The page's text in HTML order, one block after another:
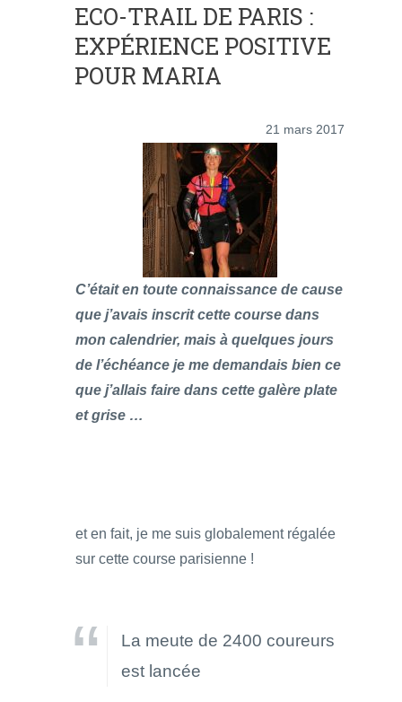
ECO-TRAIL DE PARIS :
EXPÉRIENCE POSITIVE
POUR MARIA
21 mars 2017
C’était en toute connaissance de cause
que j’avais inscrit cette course dans
mon calendrier, mais à quelques jours
de l’échéance je me demandais bien ce
que j’allais faire dans cette galère plate
et grise …
et en fait, je me suis globalement régalée
sur cette course parisienne !
La meute de 2400 coureurs
est lancée